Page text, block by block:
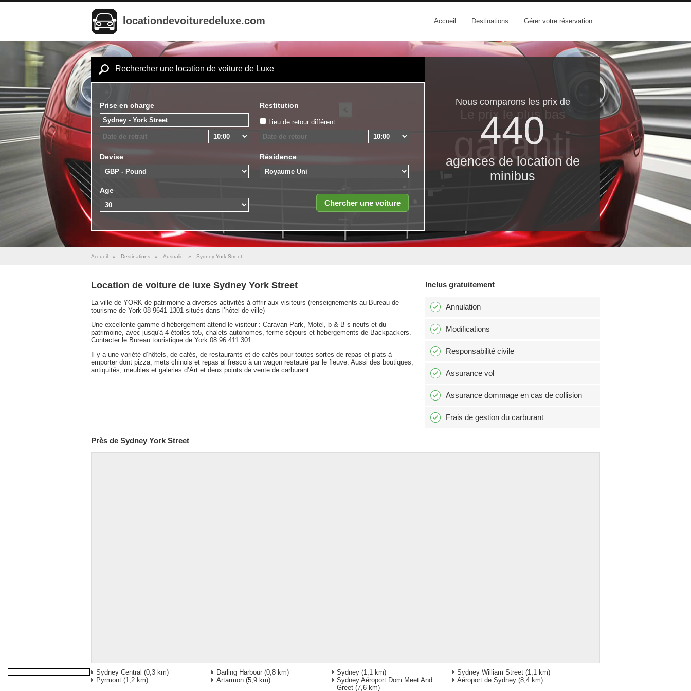
locationdevoituredeluxe.com Accueil Destinations Gérer votre réservation
Rechercher une location de voiture de Luxe
Prise en charge Restitution
Lieu de retour différent
Devise Résidence
Age
Nous comparons les prix de
440
agences de location de
minibus
Le prix le​ plus bas
garanti
Accueil » Destinations » Australie » Sydney York Street
Location de voiture de luxe Sydney York Street
La ville de YORK de patrimoine a diverses activités à offrir aux visiteurs (renseignements au Bureau de
tourisme de York 08 9641 1301 situés dans l’hôtel de ville)
Une excellente gamme d’hébergement attend le visiteur : Caravan Park, Motel, b & B s neufs et du
patrimoine, avec jusqu'à 4 étoiles to5, chalets autonomes, ferme séjours et hébergements de Backpackers.
Contacter le Bureau touristique de York 08 96 411 301.
Il y a une variété d’hôtels, de cafés, de restaurants et de cafés pour toutes sortes de repas et plats à
emporter dont pizza, mets chinois et repas al fresco à un wagon restauré par le fleuve. Aussi des boutiques,
antiquités, meubles et galeries d’Art et deux points de vente de carburant.
Inclus gratuitement
Annulation
Modifications
Responsabilité civile
Assurance vol
Assurance dommage en cas de collision
Frais de gestion du carburant
Près de Sydney York Street
Sydney Central (0,3 km) Darling Harbour (0,8 km) Sydney (1,1 km) Sydney William Street (1,1 km)
Pyrmont (1,2 km) Artarmon (5,9 km)
Sydney Aéroport Dom Meet And
Greet (7,6 km)
Aéroport de Sydney (8,4 km)